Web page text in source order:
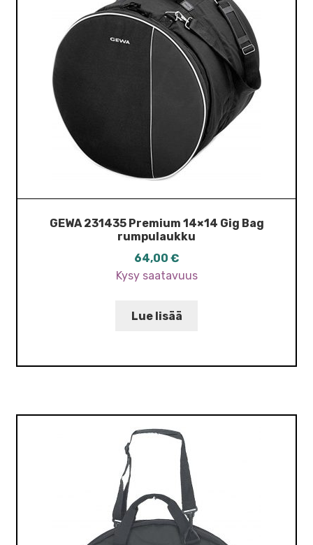
GEWA 231435 Premium 14×14 Gig Bag
rumpulaukku
64,00 €
Kysy saatavuus
Lue lisää